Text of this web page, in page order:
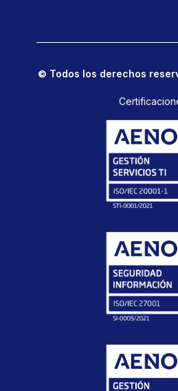
© Todos los derechos